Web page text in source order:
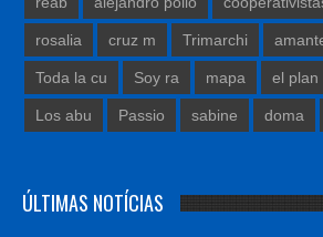
rosalia cruz m Trimarchi
Toda la cu Soy ra mapa el plan
Los abu Passio sabine doma
ÚLTIMAS NOTÍCIAS